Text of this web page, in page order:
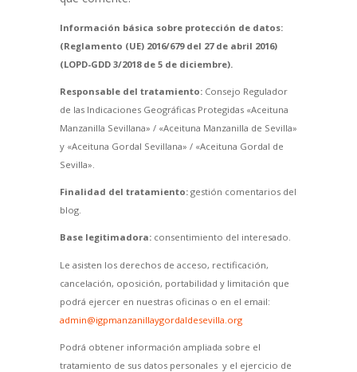
Información básica sobre protección de datos:
(Reglamento (UE) 2016/679 del 27 de abril 2016)
(LOPD-GDD 3/2018 de 5 de diciembre).
Responsable del tratamiento:Consejo Regulador
de las Indicaciones Geográficas Protegidas «Aceituna
Manzanilla Sevillana» / «Aceituna Manzanilla de Sevilla»
y «Aceituna Gordal Sevillana» / «Aceituna Gordal de
Sevilla».
Finalidad del tratamiento:gestión comentarios del
blog.
Base legitimadora:consentimiento del interesado.
Le asisten los derechos de acceso, rectificación,
cancelación, oposición, portabilidad y limitación que
podrá ejercer en nuestras oficinas o en el email:
admin@igpmanzanillaygordaldesevilla.org
Podrá obtener información ampliada sobre el
tratamiento de sus datos personales y el ejercicio de